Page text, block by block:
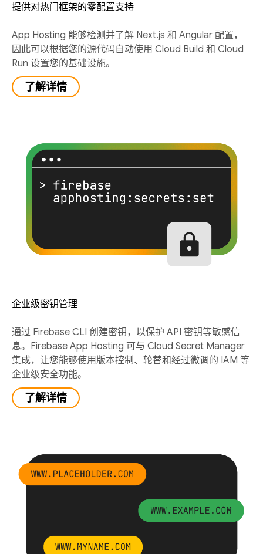
提供对热门框架的零配置支持
App Hosting 能够检测并了解 Next.js 和 Angular 配置，
因此可以根据您的源代码自动使用 Cloud Build 和 Cloud
Run 设置您的基础设施。
了解详情
企业级密钥管理
通过 Firebase CLI 创建密钥，以保护 API 密钥等敏感信
息。Firebase App Hosting 可与 Cloud Secret Manager
集成，让您能够使用版本控制、轮替和经过微调的 IAM 等
企业级安全功能。
了解详情